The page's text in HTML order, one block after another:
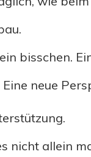
bisschen.
Eine neue
nicht allein